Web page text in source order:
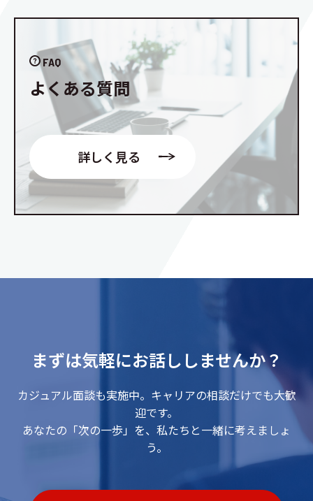
FAQ
よくある質問
詳しく見る
まずは気軽にお話ししませんか？
カジュアル面談も実施中。キャリアの相談だけでも大歓
迎です。
あなたの「次の一歩」を、私たちと一緒に考えましょ
う。